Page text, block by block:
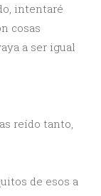
intentaré
cosas
a ser igual
reído tanto,
de esos a